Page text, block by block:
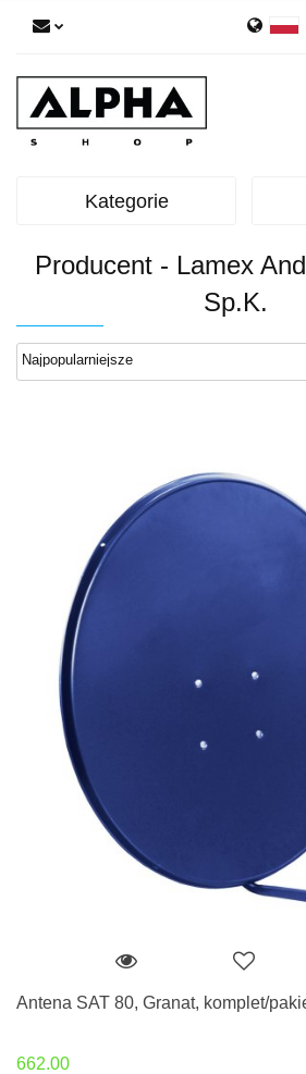
Kategorie
Producent - Lamex
Sp.K.
Antena SAT 80, Granat, komplet/
662.00